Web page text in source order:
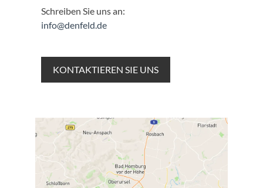
Schreiben Sie uns an:
info@denfeld.de
KONTAKTIEREN SIE UNS